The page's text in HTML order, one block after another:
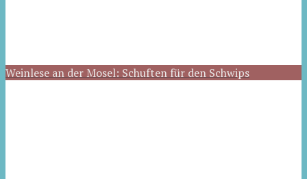
Weinlese an der Mosel: Schuften für den Schwips